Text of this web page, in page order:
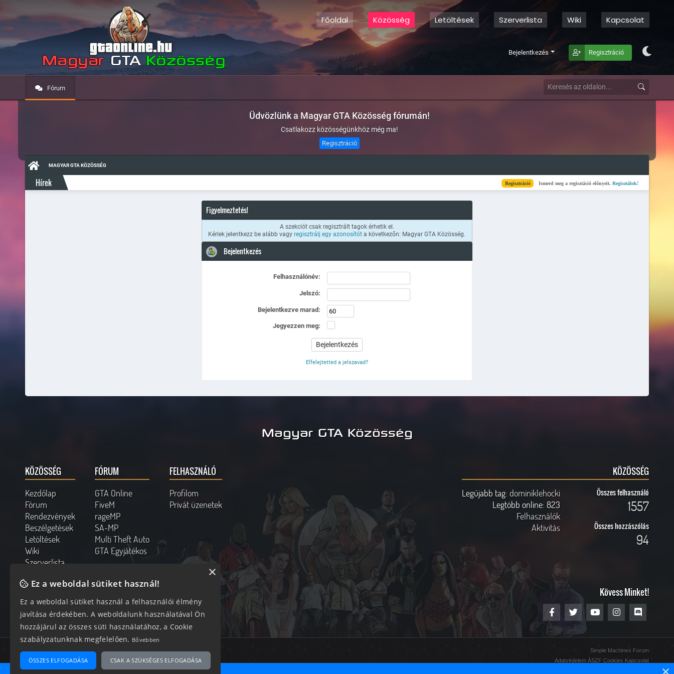
Főoldal Közösség Letöltések Szerverlista Wiki Kapcsolat
Bejelentkezés Regisztráció
Fórum
Üdvözlünk a Magyar GTA Közösség fórumán!
Csatlakozz közösségünkhöz még ma!
Regisztráció
MAGYAR GTA KÖZÖSSÉG
Hírek Regisztráció Ismerd meg a regisztáció előnyeit. Regisztálok! Kész
Figyelmeztetés!
A szekciót csak regisztrált tagok érhetik el.
Kérlek jelentkezz be alább vagyregisztrálj egy azonosítót a következőn: Magyar GTA Közösség.
Bejelentkezés
Felhasználónév:
Jelszó:
Bejelentkezve marad:
Jegyezzen meg:
Elfelejtetted a jelszavad?
Magyar GTA Közösség
KÖZÖSSÉG
Kezdőlap
Fórum
Rendezvények
Beszélgetések
Letöltések
Wiki
Szerverlista
FÓRUM
GTA Online
FiveM
rageMP
SA-MP
Multi Theft Auto
GTA Egyjátékos
FELHASZNÁLÓ
Profilom
Privát üzenetek
KÖZÖSSÉG
Legújabb tag: dominiklehocki
Legtöbb online: 823
Felhasználók
Aktivitás
Összes felhasználó
1557
Összes hozzászólás
94
Online felhasználók
186 vendég, 0 tag
Kövess Minket!
Az oldal 0.152 másodperc alatt készült el 17 lekéréssel.
Simple Machines Forum
Adatvédelem ÁSZF Cookies Kapcsolat
Ez a weboldal sütiket használ!
Ez a weboldal sütiket használ a felhasználói élmény
javítása érdekében. A weboldalunk használatával Ön
hozzájárul az összes süti használatához, a Cookie
szabályzatunknak megfelelően. Bővebben
ÖSSZES ELFOGADÁSA CSAK A SZÜKSÉGES ELFOGADÁSA
×